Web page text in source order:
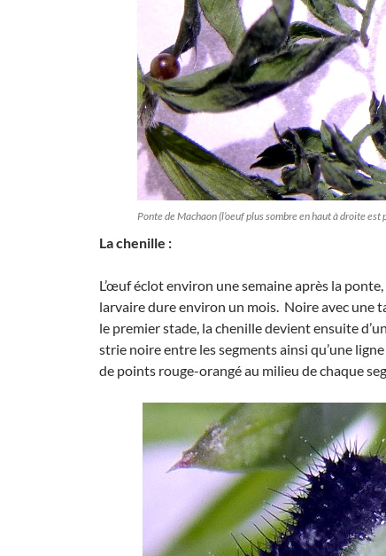
Ponte de Machaon (l’oeuf plus sombre en haut à droite est
La chenille :
L’œuf éclot environ une semaine après la
larvaire dure environ un mois. Noire avec une
le premier stade, la chenille devient ensuite
strie noire entre les segments ainsi qu’une
de points rouge-orangé au milieu de chaque